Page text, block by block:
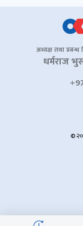
अध्यक्ष तथा प्रबन्ध
धर्मराज
©